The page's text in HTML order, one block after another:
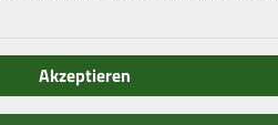
Akzeptieren